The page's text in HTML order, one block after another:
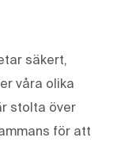
säkert,
våra olika
stolta över
för att